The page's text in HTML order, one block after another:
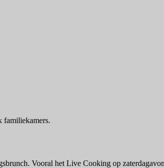
familiekamers.
Vooral het Live Cooking op